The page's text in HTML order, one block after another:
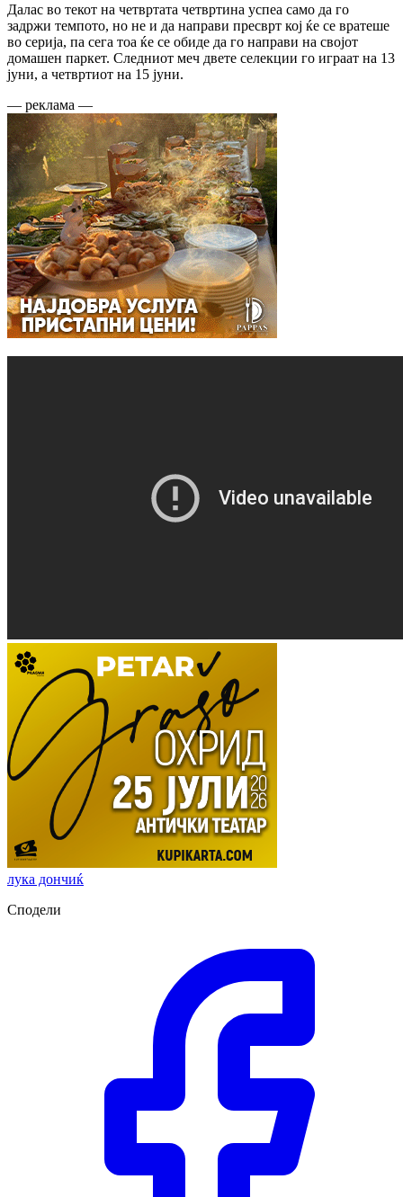
Далас во текот на четвртата четвртина успеа само да го
задржи темпото, но не и да направи пресврт кој ќе се вратеше
во серија, па сега тоа ќе се обиде да го направи на својот
домашен паркет. Следниот меч двете селекции го играат на 13
јуни, а четвртиот на 15 јуни.
— реклама —
лука дончиќ
Сподели